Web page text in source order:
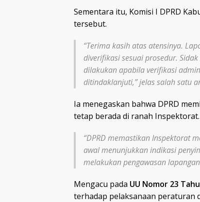
Sementara itu, Komisi I DPRD
tersebut.
“Terima kasih atas atensinya.
diverifikasi sesuai prosedur.
dilakukan apabila verifikasi
ditindaklanjuti,” jelas salah satu
Ia menegaskan bahwa DPRD
tetap berada di ranah Inspektorat.
“DPRD memastikan Inspektorat
awal menunjukkan indikasi
melakukan pengawasan
Mengacu pada UU Nomor 23
terhadap pelaksanaan peraturan